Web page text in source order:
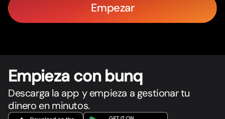
Empezar
Empieza con bunq
Descarga la app y empieza a gestionar tu
dinero en minutos.